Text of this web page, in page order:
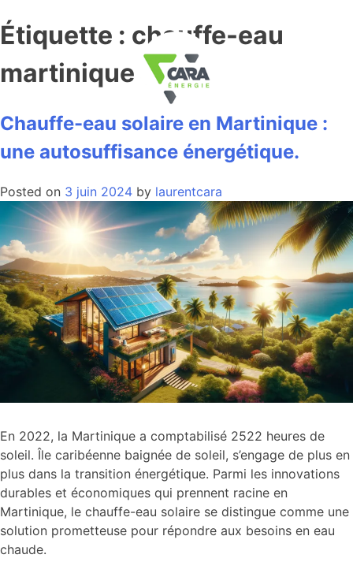
Étiquette : chauffe-eau
martinique
Chauffe-eau solaire en Martinique :
une autosuffisance énergétique.
Posted on 3 juin 2024 by laurentcara
En 2022, la Martinique a comptabilisé 2522 heures de
soleil. Île caribéenne baignée de soleil, s’engage de plus en
plus dans la transition énergétique. Parmi les innovations
durables et économiques qui prennent racine en
Martinique, le chauffe-eau solaire se distingue comme une
solution prometteuse pour répondre aux besoins en eau
chaude.